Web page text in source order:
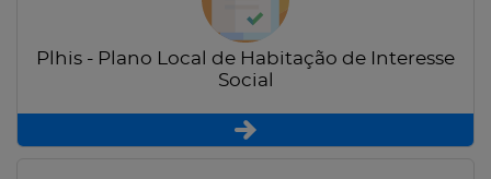
Plhis - Plano Local de Habitação de Interesse
Social